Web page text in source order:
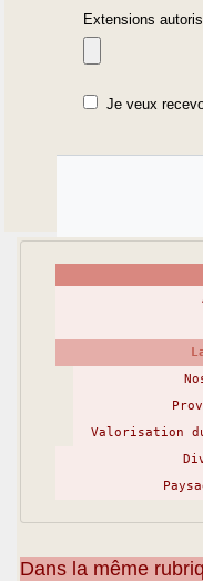
Extensions
Je veux
Valorisation
Dans la même